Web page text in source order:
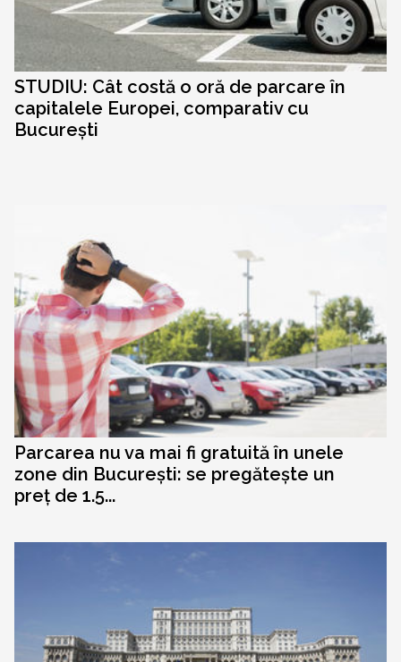
STUDIU: Cât costă o oră de parcare în
capitalele Europei, comparativ cu
București
Parcarea nu va mai fi gratuită în unele
zone din București: se pregătește un
preț de 1.5...